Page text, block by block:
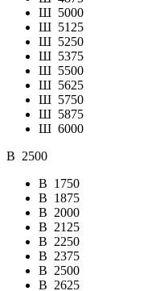
Ш 5000
Ш 5125
Ш 5250
Ш 5375
Ш 5500
Ш 5625
Ш 5750
Ш 5875
Ш 6000
В 2500
В 1750
В 1875
В 2000
В 2125
В 2250
В 2375
В 2500
В 2625